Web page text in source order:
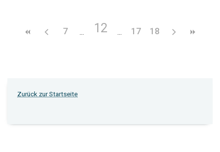
7 12 17 18
Zurück zur Startseite